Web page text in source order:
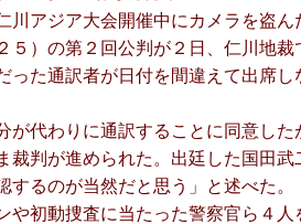
川アジア大会開催中にカメラを盗
５）の第２回公判が２日、仁川地
った通訳者が日付を間違えて出席
が代わりに通訳することに同意した
裁判が進められた。出廷した国田武
るのが当然だと思う」と述べた。
初動捜査に当たった警察官ら４人